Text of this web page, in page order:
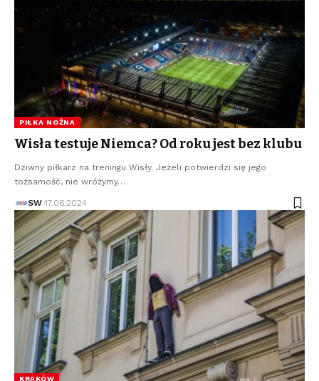
PIŁKA NOŻNA
Wisła testuje Niemca? Od roku jest bez klubu
Dziwny piłkarz na treningu Wisły. Jeżeli potwierdzi się jego
tożsamość, nie wróżymy…
SW 17.06.2024
KRAKÓW